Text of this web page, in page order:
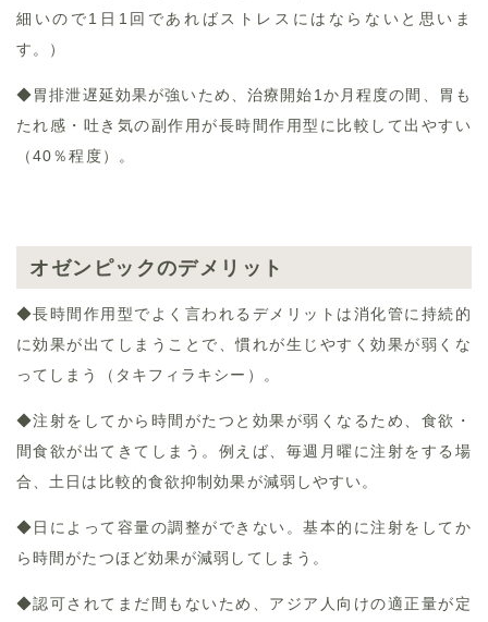
細いので1日1回であればストレスにはならないと思いま
す。）
◆胃排泄遅延効果が強いため、治療開始1か月程度の間、胃も
たれ感・吐き気の副作用が長時間作用型に比較して出やすい
（40％程度）。
オゼンピックのデメリット
◆長時間作用型でよく言われるデメリットは消化管に持続的
に効果が出てしまうことで、慣れが生じやすく効果が弱くな
ってしまう（タキフィラキシー）。
◆注射をしてから時間がたつと効果が弱くなるため、食欲・
間食欲が出てきてしまう。例えば、毎週月曜に注射をする場
合、土日は比較的食欲抑制効果が減弱しやすい。
◆日によって容量の調整ができない。基本的に注射をしてか
ら時間がたつほど効果が減弱してしまう。
◆認可されてまだ間もないため、アジア人向けの適正量が定